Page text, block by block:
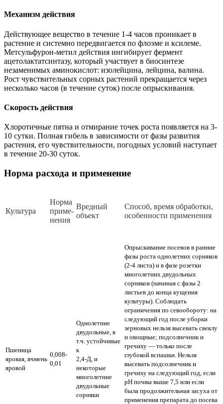
Механизм действия
Действующее вещество в течение 1-4 часов проникает в
растение и системно передвигается по флоэме и ксилеме.
Метсульфурон-метил действия ингибирует фермент
ацетолактатсинтазу, который участвует в биосинтезе
незаменимых аминокислот: изолейцина, лейцина, валина.
Рост чувствительных сорных растений прекращается через
несколько часов (в течение суток) после опрыскивания.
Скорость действия
Хлоротичные пятна и отмирание точек роста появляется на 3-
10 сутки. Полная гибель в зависимости от фазы развития
растения, его чувствительности, погодных условий наступает
в течение 20-30 суток.
Норма расхода и применение
Куль­ту­ра
Нор­ма
при­ме­
не­ния
Вред­ный
объ­ект
Спо­соб, вре­мя об­ра­бот­ки,
осо­бен­нос­ти при­ме­не­ния
Пшеница
яровая, ячмень
яровой
0,008-
0,01
Однолетние
двудольные, в
т.ч. устойчивые
к
2,4-Д, и
некоторые
многолетние
двудольные
сорняки
Опрыскивание посевов в ранние
фазы роста однолетних сорняков
(2-4 листа) и в фазе розетки
многолетних двудольных
сорняков (начиная с фазы 2
листьев до конца кущения
культуры). Соблюдать
ограничения по севообороту: на
следующий год после уборки
зерновых нельзя высевать свеклу
и овощные; подсолнечник и
гречиху — только после
глубокой вспашки. Нельзя
высевать подсолнечник и
гречиху на следующий год, если
рН почвы выше 7,5 или если
была продолжительная засуха от
применения препарата до посева